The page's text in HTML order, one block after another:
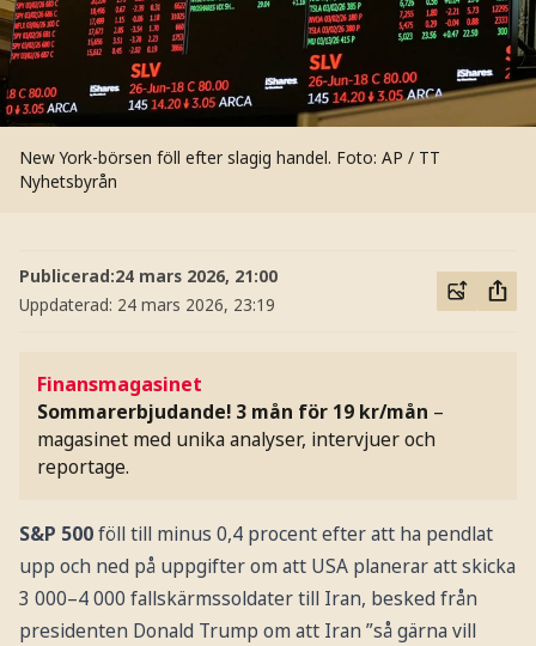
New York-börsen föll efter slagig handel. Foto: AP / TT
Nyhetsbyrån
Publicerad:24 mars 2026, 21:00
Uppdaterad: 24 mars 2026, 23:19
Finansmagasinet
Sommarerbjudande! 3 mån för 19 kr/mån –
magasinet med unika analyser, intervjuer och
reportage.
S&P 500föll till minus 0,4 procent efter att ha pendlat
upp och ned på uppgifter om att USA planerar att skicka
3 000–4 000 fallskärmssoldater till Iran, besked från
presidenten Donald Trump om att Iran ”så gärna vill